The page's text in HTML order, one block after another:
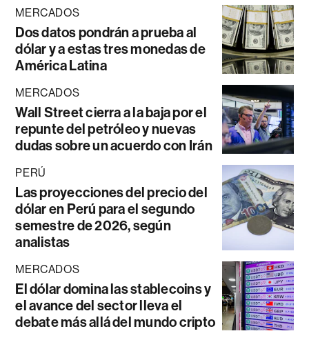
MERCADOS
Dos datos pondrán a prueba al
dólar y a estas tres monedas de
América Latina
MERCADOS
Wall Street cierra a la baja por el
repunte del petróleo y nuevas
dudas sobre un acuerdo con Irán
PERÚ
Las proyecciones del precio del
dólar en Perú para el segundo
semestre de 2026, según
analistas
MERCADOS
El dólar domina las stablecoins y
el avance del sector lleva el
debate más allá del mundo cripto